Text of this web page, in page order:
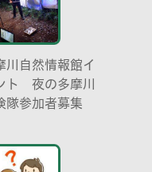
川自然情報館イ
ト 夜の多摩川
隊参加者募集